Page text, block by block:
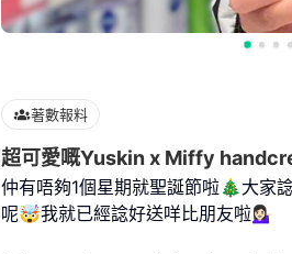
著數報料
超可愛嘅Yuskin x Miffy
仲有唔夠1個星期就聖誕節啦🎄大家
呢🤯我就已經諗好送咩比朋友啦💁🏻‍♀️